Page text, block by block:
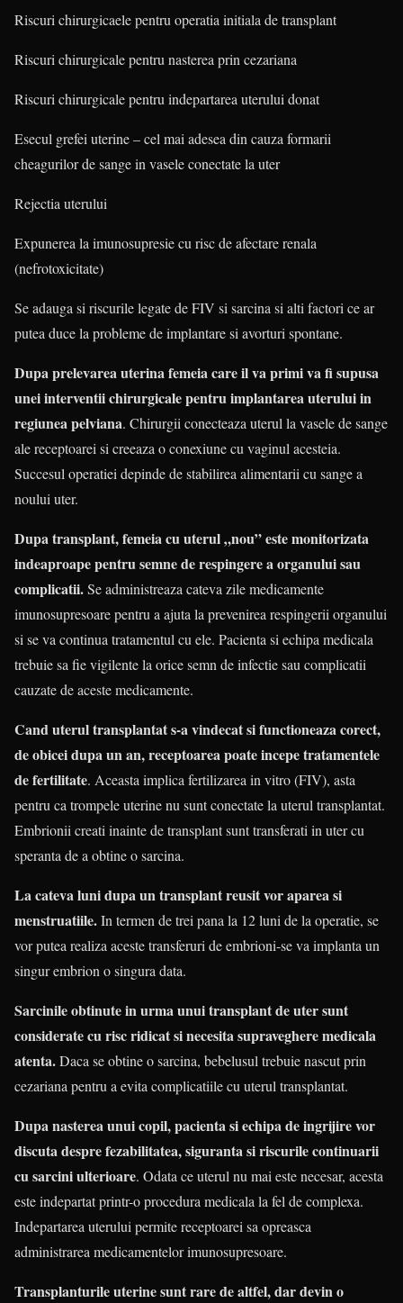
Riscuri chirurgicaele pentru operatia initiala de transplant
Riscuri chirurgicale pentru nasterea prin cezariana
Riscuri chirurgicale pentru indepartarea uterului donat
Esecul grefei uterine – cel mai adesea din cauza formarii
cheagurilor de sange in vasele conectate la uter
Rejectia uterului
Expunerea la imunosupresie cu risc de afectare renala
(nefrotoxicitate)
Se adauga si riscurile legate de FIV si sarcina si alti factori ce ar
putea duce la probleme de implantare si avorturi spontane.
Dupa prelevarea uterina femeia care il va primi va fi supusa
unei interventii chirurgicale pentru implantarea uterului in
regiunea pelviana. Chirurgii conecteaza uterul la vasele de sange
ale receptoarei si creeaza o conexiune cu vaginul acesteia.
Succesul operatiei depinde de stabilirea alimentarii cu sange a
noului uter.
Dupa transplant, femeia cu uterul „nou” este monitorizata
indeaproape pentru semne de respingere a organului sau
complicatii.Se administreaza cateva zile medicamente
imunosupresoare pentru a ajuta la prevenirea respingerii organului
si se va continua tratamentul cu ele. Pacienta si echipa medicala
trebuie sa fie vigilente la orice semn de infectie sau complicatii
cauzate de aceste medicamente.
Cand uterul transplantat s-a vindecat si functioneaza corect,
de obicei dupa un an, receptoarea poate incepe tratamentele
de fertilitate. Aceasta implica fertilizarea in vitro (FIV), asta
pentru ca trompele uterine nu sunt conectate la uterul transplantat.
Embrionii creati inainte de transplant sunt transferati in uter cu
speranta de a obtine o sarcina.
La cateva luni dupa un transplant reusit vor aparea si
menstruatiile.In termen de trei pana la 12 luni de la operatie, se
vor putea realiza aceste transferuri de embrioni-se va implanta un
singur embrion o singura data.
Sarcinile obtinute in urma unui transplant de uter sunt
considerate cu risc ridicat si necesita supraveghere medicala
atenta.Daca se obtine o sarcina, bebelusul trebuie nascut prin
cezariana pentru a evita complicatiile cu uterul transplantat.
Dupa nasterea unui copil, pacienta si echipa de ingrijire vor
discuta despre fezabilitatea, siguranta si riscurile continuarii
cu sarcini ulterioare. Odata ce uterul nu mai este necesar, acesta
este indepartat printr-o procedura medicala la fel de complexa.
Indepartarea uterului permite receptoarei sa opreasca
administrarea medicamentelor imunosupresoare.
Transplanturile uterine sunt rare de altfel, dar devin o